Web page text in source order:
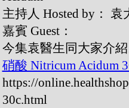
主持人 Hosted by：
嘉賓 Guest：
今集袁醫生同大家介
硝酸 Nitricum Acidum
https://
30c.html